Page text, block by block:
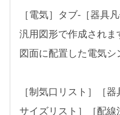
［電気］タブ-［器具
汎用図形で作成されま
図面に配置した電気シ
［制気口リスト］［
サイズリスト］［配線